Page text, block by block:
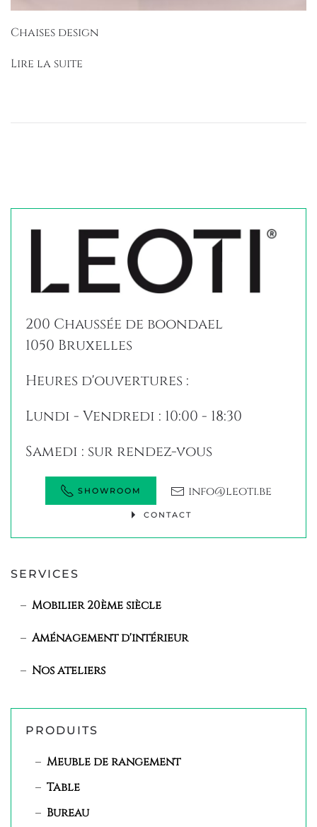
Chaises design
Lire la suite
200 Chaussée de boondael
1050 Bruxelles
Heures d'ouvertures :
Lundi - Vendredi : 10:00 - 18:30
Samedi : sur rendez-vous
SHOWROOM info@leoti.be
CONTACT
SERVICES
Mobilier 20ème siècle
Aménagement d'intérieur
Nos ateliers
PRODUITS
Meuble de rangement
Table
Bureau